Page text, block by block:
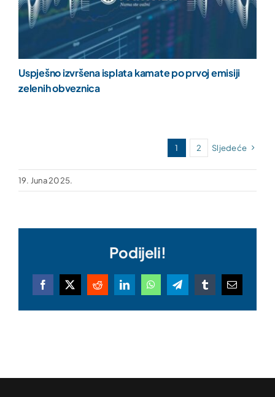
Uspješno izvršena isplata kamate po prvoj emisiji
zelenih obveznica
1 2 Sljedeće
19. Juna 2025.
Podijeli!
Facebook
X RedditLinkedInWhatsAppTelegramTumblrEmail